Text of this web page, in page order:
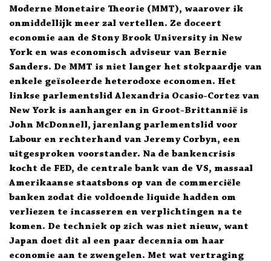
Moderne Monetaire Theorie (MMT), waarover ik
onmiddellijk meer zal vertellen. Ze doceert
economie aan de Stony Brook University in New
York en was economisch adviseur van Bernie
Sanders. De MMT is niet langer het stokpaardje van
enkele geïsoleerde heterodoxe economen. Het
linkse parlementslid Alexandria Ocasio-Cortez van
New York is aanhanger en in Groot-Brittannië is
John McDonnell, jarenlang parlementslid voor
Labour en rechterhand van Jeremy Corbyn, een
uitgesproken voorstander. Na de bankencrisis
kocht de FED, de centrale bank van de VS, massaal
Amerikaanse staatsbons op van de commerciële
banken zodat die voldoende liquide hadden om
verliezen te incasseren en verplichtingen na te
komen. De techniek op zich was niet nieuw, want
Japan doet dit al een paar decennia om haar
economie aan te zwengelen. Met wat vertraging